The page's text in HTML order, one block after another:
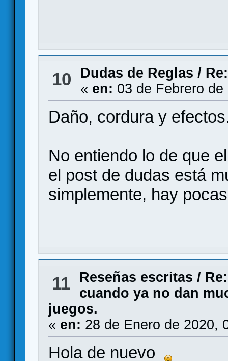
10 Dudas de Reglas /
« en: 03 de Febrero
Daño, cordura y
No entiendo lo de que
el post de dudas está
simplemente, hay
11 Reseñas escritas /
cuando ya no dan
juegos.
« en: 28 de Enero de 2020,
Hola de nuevo